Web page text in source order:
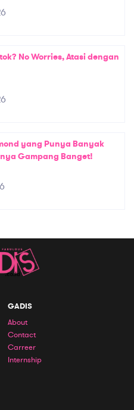
No Worries, Atasi dengan
yang Punya Banyak
Gampang Banget!
GADIS
About
Contact
Carreer
Internship